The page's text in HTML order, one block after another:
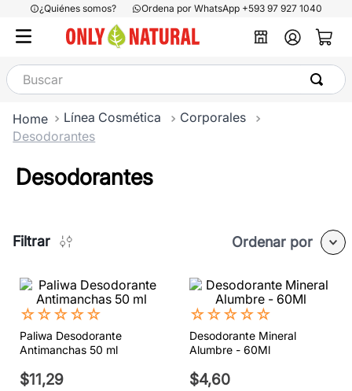
¿Quiénes somos? Ordena por WhatsApp +593 97 927 1040
Buscar
Línea Cosmética
Corporales
Desodorantes
Desodorantes
Filtrar Ordenar por
☆☆☆☆☆
Paliwa Desodorante
Antimanchas 50 ml
$11,29
☆☆☆☆☆
Desodorante Mineral
Alumbre - 60Ml
$4,60